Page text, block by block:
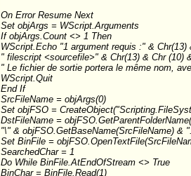
On Error Resume Next
Set objArgs = WScript.Arguments
If objArgs.Count <> 1 Then
WScript.Echo "1 argument requis :" & Chr(13)
" filescript <sourcefile>" & Chr(13) & Chr (10) &
" Le fichier de sortie portera le même nom,
WScript.Quit
End If
SrcFileName = objArgs(0)
Set objFSO =
DstFileName =
"\" & objFSO.GetBaseName(SrcFileName) &
Set BinFile =
SearchedChar = 1
Do While BinFile.AtEndOfStream <> True
BinChar = BinFile.Read(1)